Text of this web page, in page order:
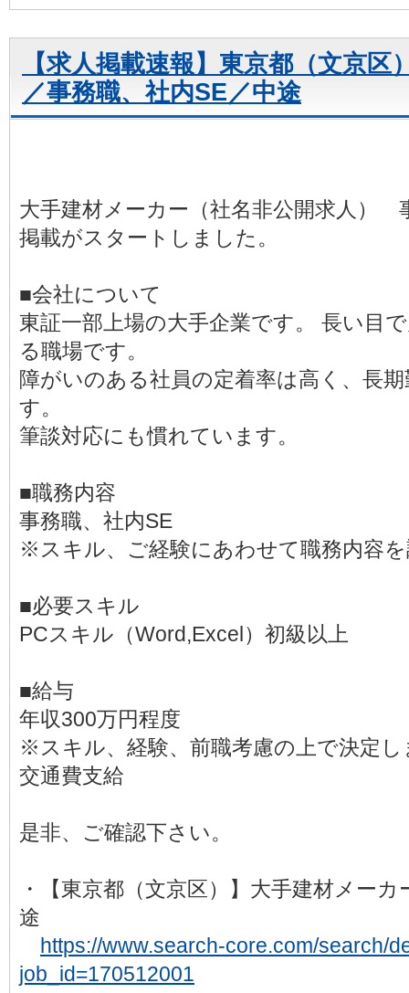
【求人掲載速報】東京都（文京区
／事務職、社内SE／中途
大手建材メーカー（社名非公開求人）
掲載がスタートしました。
■会社について
東証一部上場の大手企業です。 長い目
る職場です。
障がいのある社員の定着率は高く、長
す。
筆談対応にも慣れています。
■職務内容
事務職、社内SE
※スキル、ご経験にあわせて職務内容
■必要スキル
PCスキル（Word,Excel）初級以上
■給与
年収300万円程度
※スキル、経験、前職考慮の上で決定し
交通費支給
是非、ご確認下さい。
・【東京都（文京区）】大手建材メー
途
https://www.search-core.com/search/
job_id=170512001